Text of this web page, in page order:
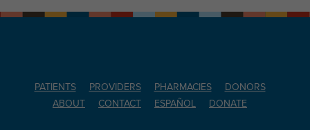
PATIENTS PROVIDERS PHARMACIES
DONORS
ABOUT
CONTACT ESPAÑOL DONATE